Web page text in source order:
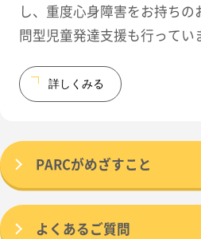
し、重度心身障害をお持ち
問型児童発達支援も行ってい
詳しくみる
PARCがめざすこと
よくあるご質問